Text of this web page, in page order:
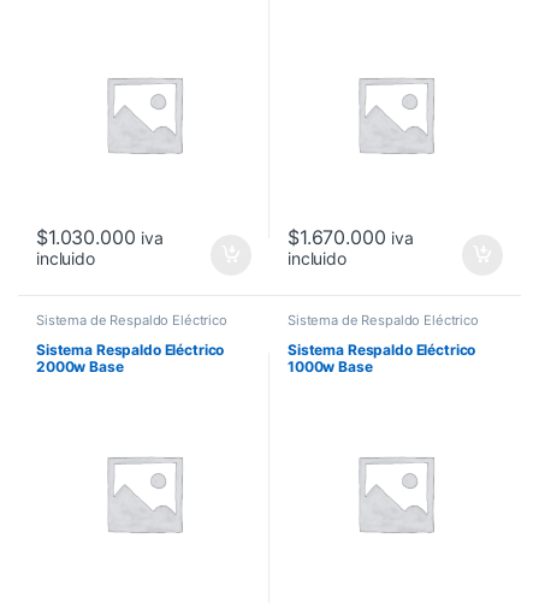
$1.030.000 iva
incluido
$1.670.000 iva
incluido
Sistema de Respaldo Eléctrico
Sistema Respaldo Eléctrico
2000w Base
Sistema de Respaldo Eléctrico
Sistema Respaldo Eléctrico
1000w Base